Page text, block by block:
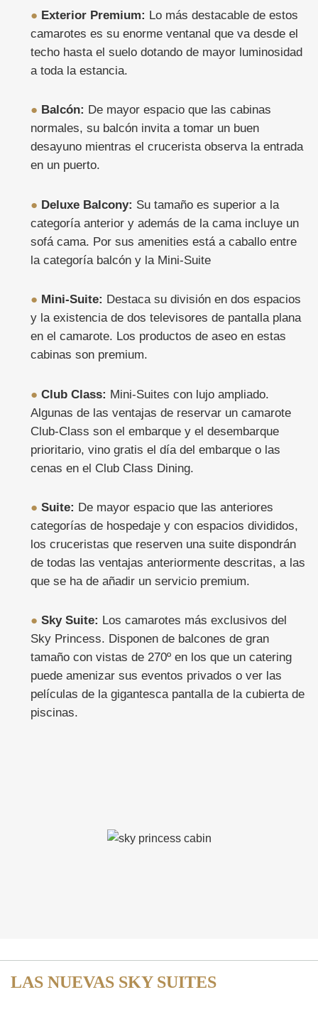
● Exterior Premium: Lo más destacable de estos
camarotes es su enorme ventanal que va desde el
techo hasta el suelo dotando de mayor luminosidad
a toda la estancia.
● Balcón: De mayor espacio que las cabinas
normales, su balcón invita a tomar un buen
desayuno mientras el crucerista observa la entrada
en un puerto.
● Deluxe Balcony: Su tamaño es superior a la
categoría anterior y además de la cama incluye un
sofá cama. Por sus amenities está a caballo entre
la categoría balcón y la Mini-Suite
● Mini-Suite: Destaca su división en dos espacios
y la existencia de dos televisores de pantalla plana
en el camarote. Los productos de aseo en estas
cabinas son premium.
● Club Class: Mini-Suites con lujo ampliado.
Algunas de las ventajas de reservar un camarote
Club-Class son el embarque y el desembarque
prioritario, vino gratis el día del embarque o las
cenas en el Club Class Dining.
● Suite: De mayor espacio que las anteriores
categorías de hospedaje y con espacios divididos,
los cruceristas que reserven una suite dispondrán
de todas las ventajas anteriormente descritas, a las
que se ha de añadir un servicio premium.
● Sky Suite: Los camarotes más exclusivos del
Sky Princess. Disponen de balcones de gran
tamaño con vistas de 270º en los que un catering
puede amenizar sus eventos privados o ver las
películas de la gigantesca pantalla de la cubierta de
piscinas.
LAS NUEVAS SKY SUITES